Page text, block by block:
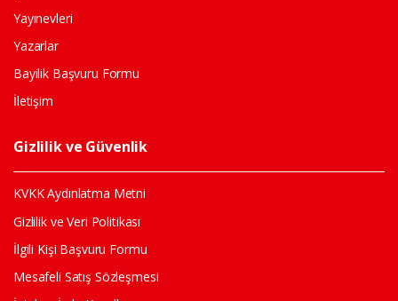
Yayınevleri
Yazarlar
Bayilik Başvuru Formu
İletişim
Gizlilik ve Güvenlik
KVKK Aydınlatma Metni
Gizlilik ve Veri Politikası
İlgili Kişi Başvuru Formu
Mesafeli Satış Sözleşmesi